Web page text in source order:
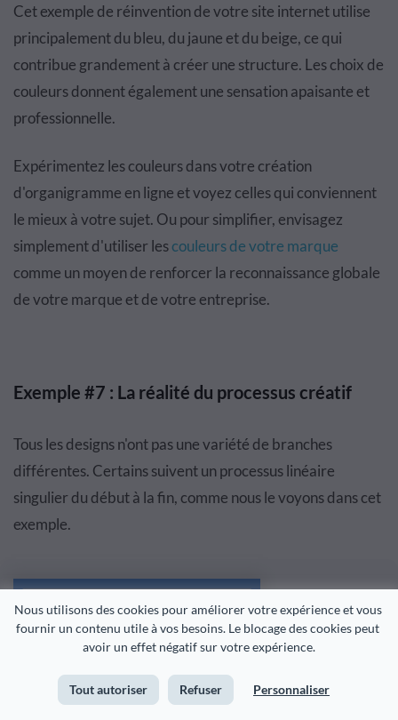
Nous utilisons des cookies pour améliorer votre expérience et vous
fournir un contenu utile à vos besoins. Le blocage des cookies peut
avoir un effet négatif sur votre expérience.
Tout autoriser Refuser Personnaliser
Cet exemple de réinvention de votre site internet utilise
principalement du bleu, du jaune et du beige, ce qui
contribue grandement à créer une structure. Les choix de
couleurs donnent également une sensation apaisante et
professionnelle.
Expérimentez les couleurs dans votre création
d'organigramme en ligne et voyez celles qui conviennent
le mieux à votre sujet. Ou pour simplifier, envisagez
simplement d'utiliser lescouleurs de votre marque
comme un moyen de renforcer la reconnaissance globale
de votre marque et de votre entreprise.
Exemple #7 : La réalité du processus créatif
Tous les designs n'ont pas une variété de branches
différentes. Certains suivent un processus linéaire
singulier du début à la fin, comme nous le voyons dans cet
exemple.